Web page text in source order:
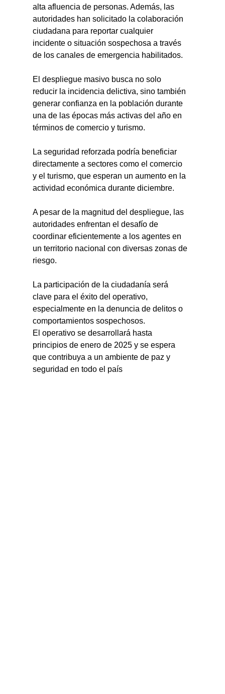
alta afluencia de personas. Además, las
autoridades han solicitado la colaboración
ciudadana para reportar cualquier
incidente o situación sospechosa a través
de los canales de emergencia habilitados.
El despliegue masivo busca no solo
reducir la incidencia delictiva, sino también
generar confianza en la población durante
una de las épocas más activas del año en
términos de comercio y turismo.
La seguridad reforzada podría beneficiar
directamente a sectores como el comercio
y el turismo, que esperan un aumento en la
actividad económica durante diciembre.
A pesar de la magnitud del despliegue, las
autoridades enfrentan el desafío de
coordinar eficientemente a los agentes en
un territorio nacional con diversas zonas de
riesgo.
La participación de la ciudadanía será
clave para el éxito del operativo,
especialmente en la denuncia de delitos o
comportamientos sospechosos.
El operativo se desarrollará hasta
principios de enero de 2025 y se espera
que contribuya a un ambiente de paz y
seguridad en todo el país